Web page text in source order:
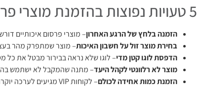
5 טעויות נפוצות בהזמנת מוצרי פרסום ואיך נמנעים מהן
הזמנה בלחץ של הרגע האחרון– מוצרי פרסום איכותיים דורשים זמן ייצור
בחירת מוצר זול על חשבון האיכות– מוצר שמתפרק מהר
הדפסת לוגו קטן מדי– לוגו שלא נראה בבירור מבטל את כל
מוצר לא רלוונטי לקהל היעד– מתנה שהמקבל לא ישתמש בה
הזמנת כמות אחידה לכולם– לקוחות VIP מגיעים לערכה יוקרתית יותר.